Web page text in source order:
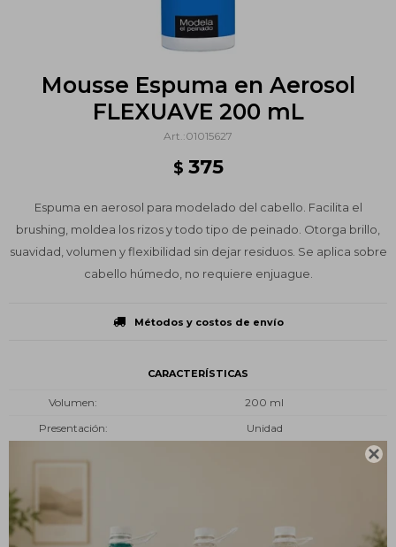

Mousse Espuma en Aerosol
FLEXUAVE 200 mL
01015627
$ 375
Espuma en aerosol para modelado del cabello. Facilita el
brushing, moldea los rizos y todo tipo de peinado. Otorga brillo,
suavidad, volumen y flexibilidad sin dejar residuos. Se aplica sobre
cabello húmedo, no requiere enjuague.
Métodos y costos de envío
CARACTERÍSTICAS
Volumen
200 ml
Presentación
Unidad
Descripción